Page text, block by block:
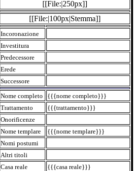
[[File:|250px]]
[[File:|100px|Stemma]]
Incoronazione
Investitura
Predecessore
Erede
Successore
Nome completo
{{{nome completo}}}
Trattamento
{{{trattamento}}}
Onorificenze
Nome templare
{{{nome templare}}}
Nomi postumi
Altri titoli
Casa reale
{{{casa reale}}}